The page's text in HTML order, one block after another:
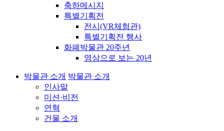
축하메시지
특별기획전
전시(VR체험관)
특별기획전 행사
화폐박물관 20주년
영상으로 보는 20년
박물관 소개 박물관 소개
인사말
미션·비전
연혁
건물 소개